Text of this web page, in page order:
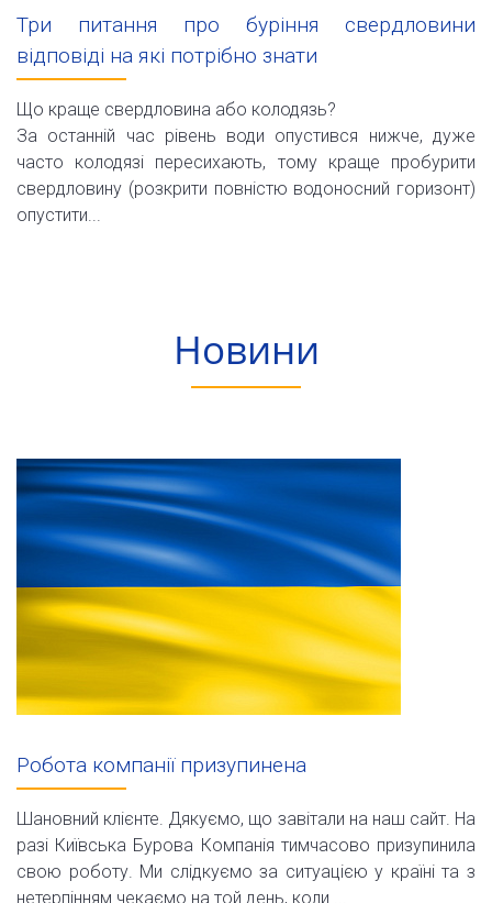
Три питання про буріння свердловини
відповіді на які потрібно знати
Що краще свердловина або колодязь?
За останній час рівень води опустився нижче, дуже
часто колодязі пересихають, тому краще пробурити
свердловину (розкрити повністю водоносний горизонт)
опустити...
Новини
Робота компанії призупинена
Шановний клієнте. Дякуємо, що завітали на наш сайт. На
разі Київська Бурова Компанія тимчасово призупинила
свою роботу. Ми слідкуємо за ситуацією у країні та з
нетерпінням чекаємо на той день, коли ...